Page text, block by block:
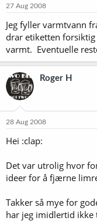
27 Aug 2008
Jeg fyller varmtvann
drar etiketten
varmt. Eventuelle
Roger H
28 Aug 2008
Hei :clap:
Det var utrolig hvor
ideer for å fjærne
Takker så mye for
har jeg imidlertid ikke